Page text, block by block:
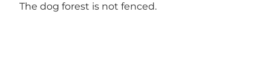
The dog forest is not fenced.